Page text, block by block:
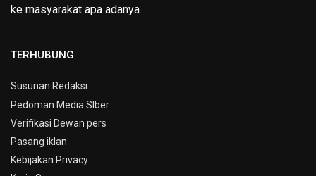
ke masyarakat apa adanya
TERHUBUNG
Susunan Redaksi
Pedoman Media SIber
Verifikasi Dewan pers
Pasang iklan
Kebijakan Privacy